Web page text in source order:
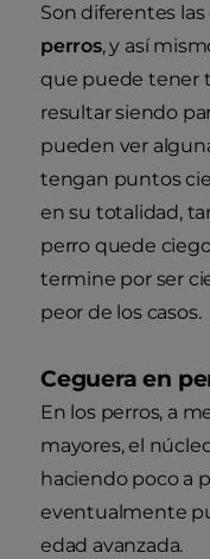
Son diferentes las
perros, y así
que puede tener
resultar siendo
pueden ver
tengan puntos
en su totalidad,
perro quede
termine por ser
peor de los casos.
Ceguera en
En los perros, a
mayores, el
haciendo poco a
eventualmente
edad avanzada.